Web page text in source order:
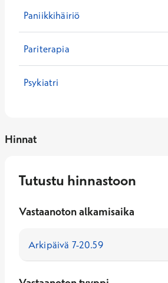
Paniikkihäiriö
Pariterapia
Psykiatri
Hinnat
Tutustu hinnastoon
Vastaanoton alkamisaika